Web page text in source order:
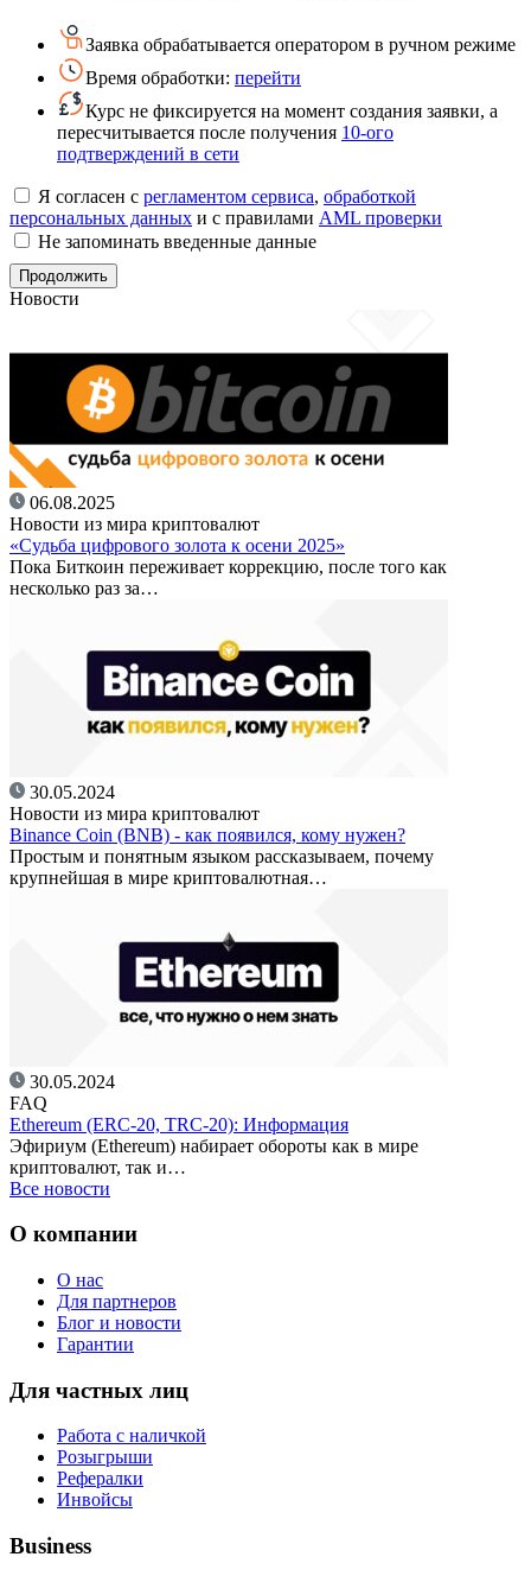
Заявка обрабатывается оператором в ручном режиме
Время обработки: перейти
Курс не фиксируется на момент создания заявки, а
пересчитывается после получения 10-ого
подтверждений в сети
Я согласен с регламентом сервиса, обработкой
персональных данных и с правилами AML проверки
Не запоминать введенные данные
Новости
06.08.2025
Новости из мира криптовалют
«Судьба цифрового золота к осени 2025»
Пока Биткоин переживает коррекцию, после того как
несколько раз за…
30.05.2024
Новости из мира криптовалют
Binance Coin (BNB) - как появился, кому нужен?
Простым и понятным языком рассказываем, почему
крупнейшая в мире криптовалютная…
30.05.2024
FAQ
Ethereum (ERC-20, TRC-20): Информация
Эфириум (Ethereum) набирает обороты как в мире
криптовалют, так и…
Все новости
О компании
О нас
Для партнеров
Блог и новости
Гарантии
Для частных лиц
Работа с наличкой
Розыгрыши
Рефералки
Инвойсы
Business